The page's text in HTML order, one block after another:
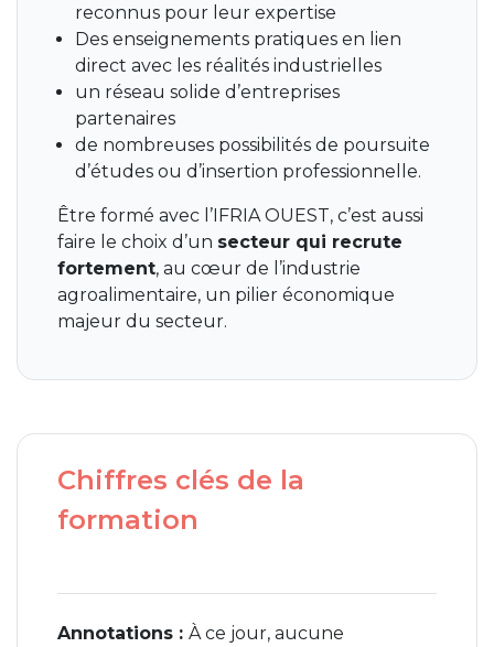
reconnus pour leur expertise
Des enseignements pratiques en lien
direct avec les réalités industrielles
un réseau solide d’entreprises
partenaires
de nombreuses possibilités de poursuite
d’études ou d’insertion professionnelle.
Être formé avec l’IFRIA OUEST, c’est aussi
faire le choix d’un secteur qui recrute
fortement, au cœur de l’industrie
agroalimentaire, un pilier économique
majeur du secteur.
Chiffres clés de la
formation
Annotations : À ce jour, aucune